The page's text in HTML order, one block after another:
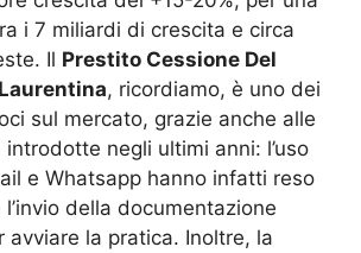
i 7 miliardi di crescita e circa
Il Prestito Cessione Del
, ricordiamo, è uno dei
sul mercato, grazie anche alle
negli ultimi anni: l’uso
e Whatsapp hanno infatti reso
della documentazione
avviare la pratica. Inoltre, la